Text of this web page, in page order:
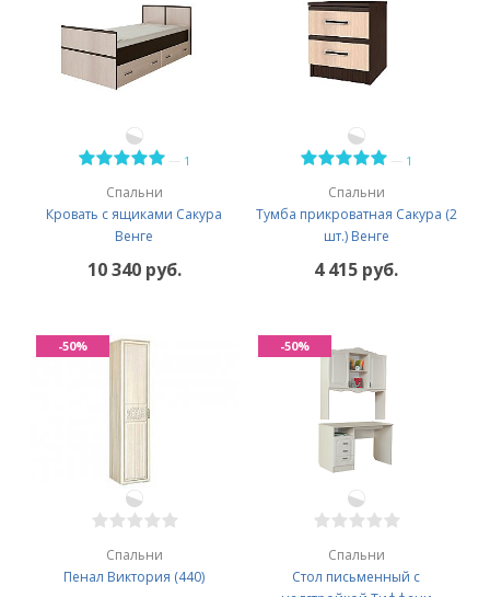
1
Спальни
Кровать с ящиками Сакура
Венге
10 340 руб.
1
Спальни
Тумба прикроватная Сакура (2
шт.) Венге
4 415 руб.
Спальни
Пенал Виктория (440)
-50%
Спальни
Стол письменный с
-50%